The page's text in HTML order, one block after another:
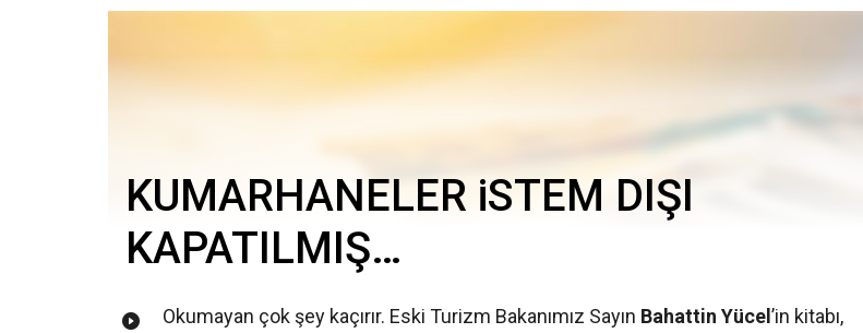
KUMARHANELER iSTEM DIŞI
KAPATILMIŞ…
Okumayan çok şey kaçırır. Eski Turizm Bakanımız Sayın Bahattin Yücel ’in kitabı,